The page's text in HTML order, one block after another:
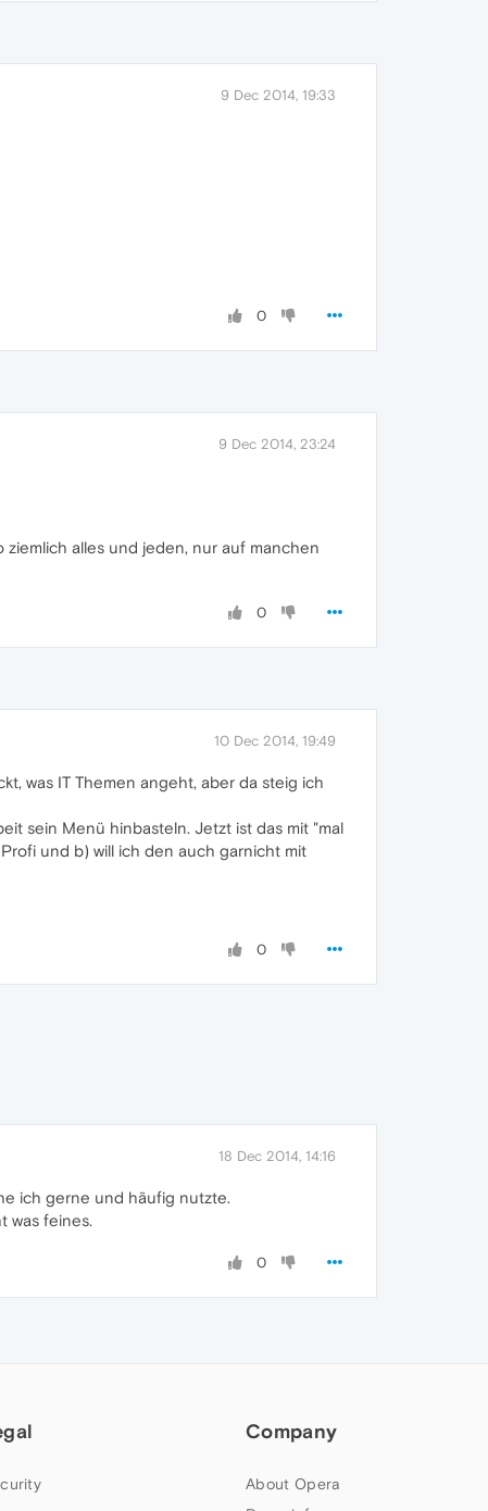
9 Dec 2014, 19:33
0
9 Dec 2014, 23:24
alles und jeden, nur auf manchen
0
10 Dec 2014, 19:49
was IT Themen angeht, aber da steig ich
sein Menü hinbasteln. Jetzt ist das mit "mal
und b) will ich den auch garnicht mit
0
18 Dec 2014, 14:16
ich gerne und häufig nutzte.
was feines.
0
Company
About Opera